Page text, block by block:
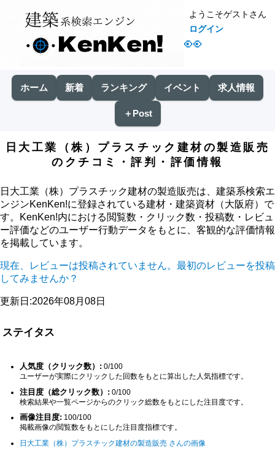
👀
ようこそゲストさん
ログイン
ホーム 新着 ランキング イベント 求人情報
＋Post
日大工業（株）プラスチック建材の製造販売
のクチコミ・評判・評価情報
日大工業（株）プラスチック建材の製造販売は、建築系検索エ
ンジンKenKen!に登録されている建材・建築資材（大阪府）で
す。KenKen!内における閲覧数・クリック数・投稿数・レビュ
ー評価などのユーザー行動データをもとに、客観的な評価情報
を掲載しています。
現在、レビューは投稿されていません。最初のレビューを投稿
してみませんか？
更新日:2026年08月08日
ステイタス
人気度（クリック数）: 0/100
ユーザーが実際にクリックした回数をもとに算出した人気指標です。
注目度（総クリック数）: 0/100
検索結果や一覧ページからのクリック総数をもとにした注目度です。
画像注目度: 100/100
掲載画像の閲覧数をもとにした注目度指標です。
日大工業（株）プラスチック建材の製造販売 さんの画像